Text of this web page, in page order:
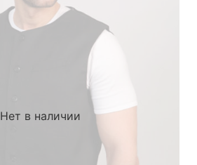
Нет в наличии